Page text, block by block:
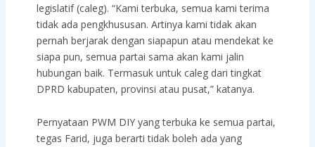
legislatif (caleg). “Kami terbuka, semua kami terima
tidak ada pengkhususan. Artinya kami tidak akan
pernah berjarak dengan siapapun atau mendekat ke
siapa pun, semua partai sama akan kami jalin
hubungan baik. Termasuk untuk caleg dari tingkat
DPRD kabupaten, provinsi atau pusat,” katanya.
Pernyataan PWM DIY yang terbuka ke semua partai,
tegas Farid, juga berarti tidak boleh ada yang